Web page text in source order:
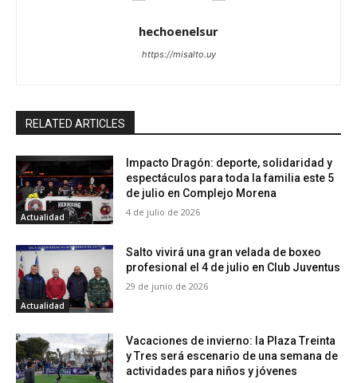
hechoenelsur
https://misalto.uy
RELATED ARTICLES
Actualidad
Impacto Dragón: deporte, solidaridad y
espectáculos para toda la familia este 5
de julio en Complejo Morena
4 de julio de 2026
Actualidad
Salto vivirá una gran velada de boxeo
profesional el 4 de julio en Club Juventus
29 de junio de 2026
Vacaciones de invierno: la Plaza Treinta
y Tres será escenario de una semana de
actividades para niños y jóvenes